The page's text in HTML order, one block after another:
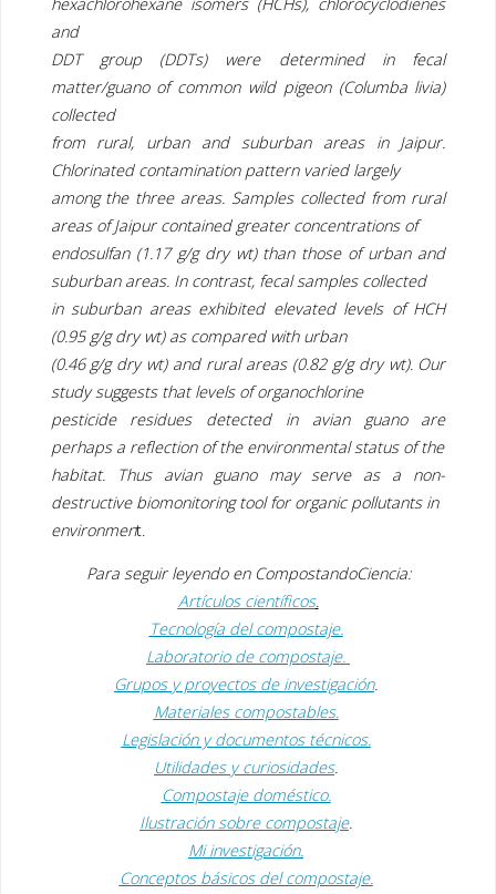
and
DDT group (DDTs) were determined in fecal
matter/guano of common wild pigeon (Columba livia)
collected
from rural, urban and suburban areas in Jaipur.
Chlorinated contamination pattern varied largely
among the three areas. Samples collected from rural
areas of Jaipur contained greater concentrations of
endosulfan (1.17 g/g dry wt) than those of urban and
suburban areas. In contrast, fecal samples collected
in suburban areas exhibited elevated levels of HCH
(0.95 g/g dry wt) as compared with urban
(0.46 g/g dry wt) and rural areas (0.82 g/g dry wt). Our
study suggests that levels of organochlorine
pesticide residues detected in avian guano are
perhaps a reflection of the environmental status of the
habitat. Thus avian guano may serve as a non-
destructive biomonitoring tool for organic pollutants in
environment.
Para seguir leyendo en CompostandoCiencia:
Artículos científicos.
Tecnología del compostaje.
Laboratorio de compostaje.
Grupos y proyectos de investigación.
Materiales compostables.
Legislación y documentos técnicos.
Utilidades y curiosidades.
Compostaje doméstico.
Ilustración sobre compostaje.
Mi investigación.
Conceptos básicos del compostaje.